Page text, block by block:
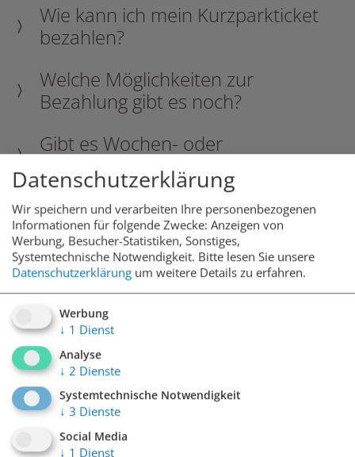
Wie kann ich mein Kurzparkticket
bezahlen?
Welche Möglichkeiten zur
Bezahlung gibt es noch?
Gibt es Wochen- oder
Monatstickets?
Ich habe mein Kurzparkticket
verloren, was ist zu tun?
Dauerparker
Ich möchte einen
Garagenparkplatz mieten. Wie
kann ich einen Dauerparkvertrag
abschließen?
Erhalte ich für meinen
Datenschutzerklärung
Wir speichern und verarbeiten Ihre personenbezogenen
Informationen für folgende Zwecke: Anzeigen von
Werbung, Besucher-Statistiken, Sonstiges,
Systemtechnische Notwendigkeit. Bitte lesen Sie unsere
Datenschutzerklärung um weitere Details zu erfahren.
Werbung
↓ 1 Dienst
Analyse
↓ 2 Dienste
Systemtechnische Notwendigkeit
↓ 3 Dienste
Social Media
↓ 1 Dienst